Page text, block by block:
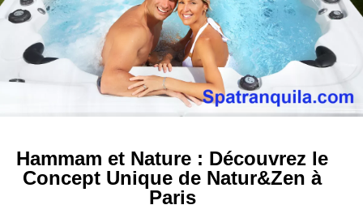
Hammam et Nature : Découvrez le
Concept Unique de Natur&Zen à
Paris